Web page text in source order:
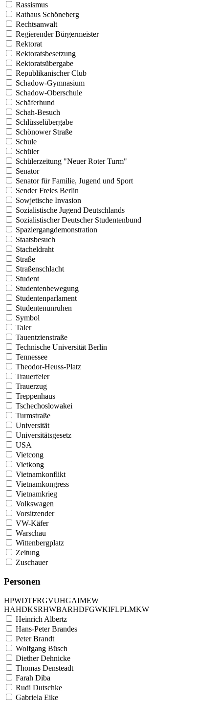
Rassismus
Rathaus Schöneberg
Rechtsanwalt
Regierender Bürgermeister
Rektorat
Rektoratsbesetzung
Rektoratsübergabe
Republikanischer Club
Schadow-Gymnasium
Schadow-Oberschule
Schäferhund
Schah-Besuch
Schlüsselübergabe
Schönower Straße
Schule
Schüler
Schülerzeitung "Neuer Roter Turm"
Senator
Senator für Familie, Jugend und Sport
Sender Freies Berlin
Sowjetische Invasion
Sozialistische Jugend Deutschlands
Sozialistischer Deutscher Studentenbund
Spaziergangdemonstration
Staatsbesuch
Stacheldraht
Straße
Straßenschlacht
Student
Studentenbewegung
Studentenparlament
Studentenunruhen
Symbol
Taler
Tauentzienstraße
Technische Universität Berlin
Tennessee
Theodor-Heuss-Platz
Trauerfeier
Trauerzug
Treppenhaus
Tschechoslowakei
Turmstraße
Universität
Universitätsgesetz
USA
Vietcong
Vietkong
Vietnamkonflikt
Vietnamkongress
Vietnamkrieg
Volkswagen
Vorsitzender
VW-Käfer
Warschau
Wittenbergplatz
Zeitung
Zuschauer
Personen
HPWDTFRGVUHGAIMEW
HAHDKSRHWBARHDFGWKIFLPLMKW
Heinrich Albertz
Hans-Peter Brandes
Peter Brandt
Wolfgang Büsch
Diether Dehnicke
Thomas Densteadt
Farah Diba
Rudi Dutschke
Gabriela Eike